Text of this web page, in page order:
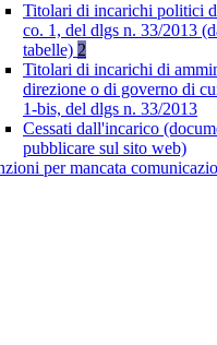
Titolari di incarichi politici
co. 1, del dlgs n. 33/2013
tabelle) 2
Titolari di incarichi di
direzione o di governo di
1-bis, del dlgs n. 33/2013
Cessati dall'incarico
pubblicare sul sito web)
per mancata